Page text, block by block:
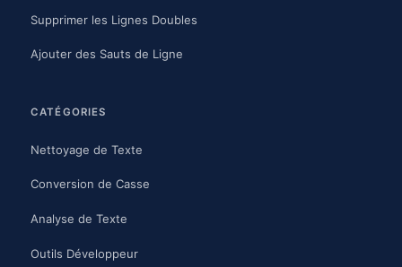
Supprimer les Lignes Doubles
Ajouter des Sauts de Ligne
CATÉGORIES
Nettoyage de Texte
Conversion de Casse
Analyse de Texte
Outils Développeur